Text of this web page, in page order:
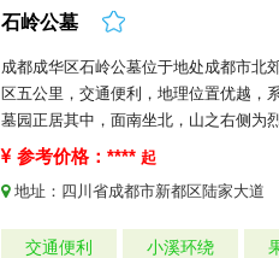
石岭公墓
成都成华区石岭公墓位于地处成都市北
区五公里，交通便利，地理位置优越，
墓园正居其中，面南坐北，山之右侧为
参考价格：**** 起
地址： 四川省成都市新都区陆家大道
交通便利 小溪环绕